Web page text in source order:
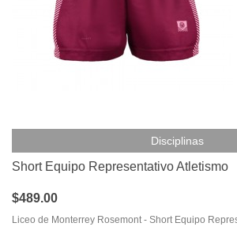
Disciplinas
Short Equipo Representativo Atletismo
$489.00
Liceo de Monterrey Rosemont - Short Equipo